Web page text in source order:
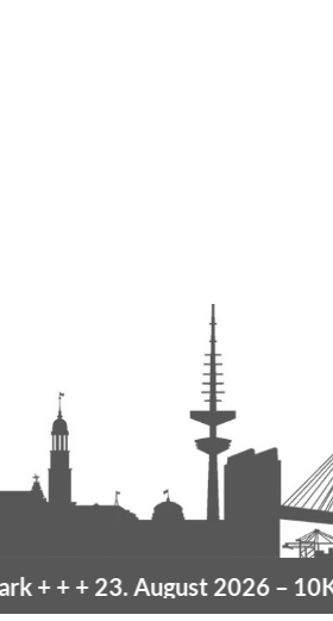
+ + +23. August 2026 –10K